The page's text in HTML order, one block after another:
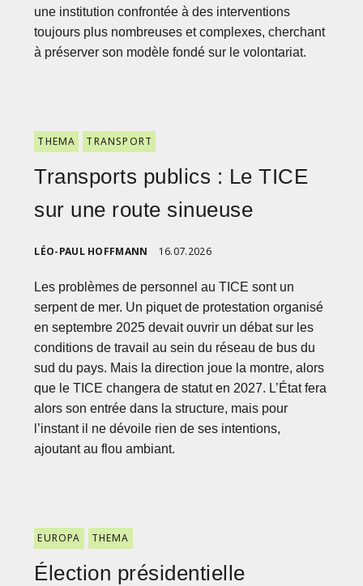
une institution confrontée à des interventions
toujours plus nombreuses et complexes, cherchant
à préserver son modèle fondé sur le volontariat.
THEMA TRANSPORT
Transports publics : Le TICE
sur une route sinueuse
LÉO-PAUL HOFFMANN 16.07.2026
Les problèmes de personnel au TICE sont un
serpent de mer. Un piquet de protestation organisé
en septembre 2025 devait ouvrir un débat sur les
conditions de travail au sein du réseau de bus du
sud du pays. Mais la direction joue la montre, alors
que le TICE changera de statut en 2027. L’État fera
alors son entrée dans la structure, mais pour
l’instant il ne dévoile rien de ses intentions,
ajoutant au flou ambiant.
EUROPA THEMA
Élection présidentielle